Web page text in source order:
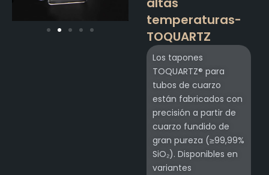
temperaturas-
TOQUARTZ
Los tapones
TOQUARTZ® para
tubos de cuarzo
están fabricados con
precisión a partir de
cuarzo fundido de
gran pureza (≥99,99%
SiO₂). Disponibles en
variantes